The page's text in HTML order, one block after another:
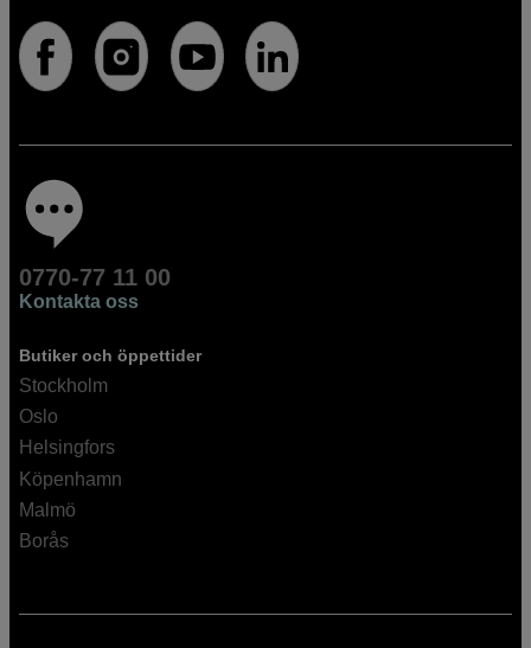
0770-77 11 00
Kontakta oss
Butiker och öppettider
Stockholm
Oslo
Helsingfors
Köpenhamn
Malmö
Borås